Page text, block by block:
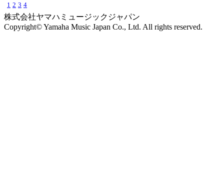
1 2 3 4
株式会社ヤマハミュージックジャパン
Copyright© Yamaha Music Japan Co., Ltd. All rights reserved.